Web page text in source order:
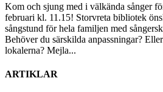
Kom och sjung med i välkända sånger
februari kl. 11.15! Storvreta bibliotek
sångstund för hela familjen med
Behöver du särskilda anpassningar?
lokalerna? Mejla...
ARTIKLAR